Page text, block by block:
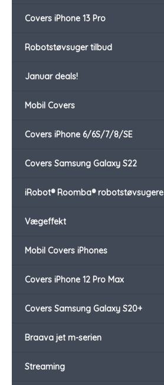
Covers iPhone 13 Pro
Robotstøvsuger tilbud
Januar deals!
Mobil Covers
Covers iPhone 6/6S/7/8/SE
Covers Samsung Galaxy S22
iRobot® Roomba® robotstøvsugere
Vægeffekt
Mobil Covers iPhones
Covers iPhone 12 Pro Max
Covers Samsung Galaxy S20+
Braava jet m-serien
Streaming